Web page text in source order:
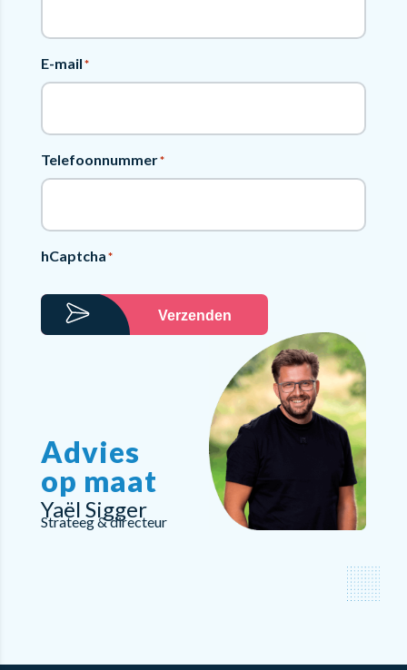
E-mail*
Telefoonnummer*
hCaptcha*
Verzenden
Advies
op maat
Yaël Sigger
Strateeg & directeur